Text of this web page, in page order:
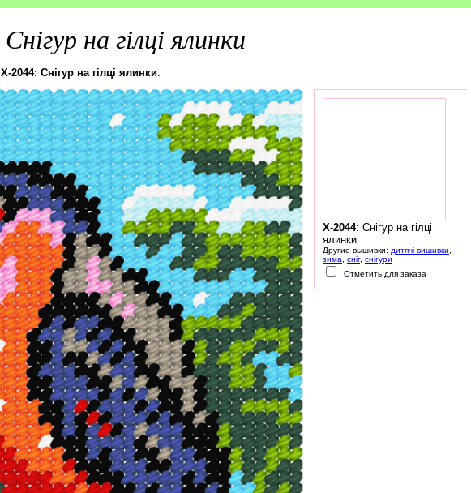
Снігур на гілці ялинки
X-2044: Снігур на гілці ялинки.
X-2044: Снігур на гілці
ялинки
Другие вышивки: дитячі вишивки
зима
сніг, снігури
Отметить для заказа